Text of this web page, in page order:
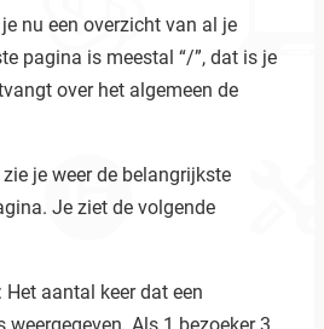
nu een overzicht van al je
pagina is meestal “/”, dat is je
over het algemeen de
je weer de belangrijkste
Je ziet de volgende
: Het aantal keer dat een